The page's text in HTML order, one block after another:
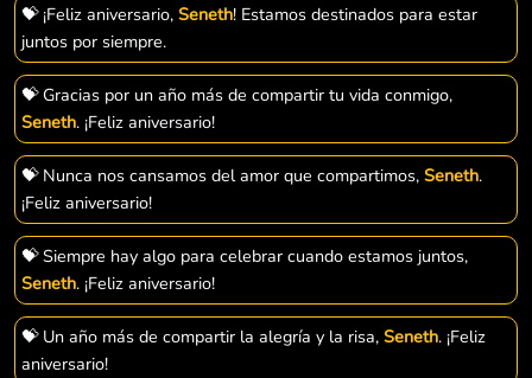
💝 ¡Feliz aniversario, Seneth! Estamos destinados para estar
juntos por siempre.
💝 Gracias por un año más de compartir tu vida conmigo,
Seneth. ¡Feliz aniversario!
💝 Nunca nos cansamos del amor que compartimos, Seneth.
¡Feliz aniversario!
💝 Siempre hay algo para celebrar cuando estamos juntos,
Seneth. ¡Feliz aniversario!
💝 Un año más de compartir la alegría y la risa, Seneth. ¡Feliz
aniversario!